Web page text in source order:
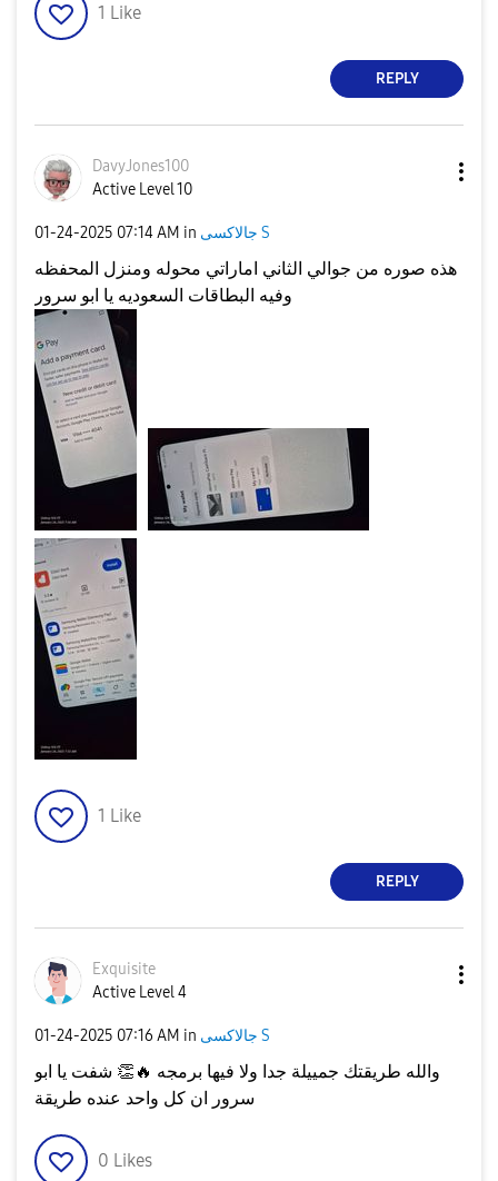
1 Like
REPLY
DavyJones100
Active Level 10
‎01-24-2025 07:14 AM in جالاكسى S
هذه صوره من جوالي الثاني اماراتي محوله ومنزل المحفظه
وفيه البطاقات السعوديه يا ابو سرور
1 Like
REPLY
Exquisite
Active Level 4
‎01-24-2025 07:16 AM in جالاكسى S
والله طريقتك جمييلة جدا ولا فيها برمجه 🔥
👏 شفت يا ابو
سرور ان كل واحد عنده طريقة
0 Likes